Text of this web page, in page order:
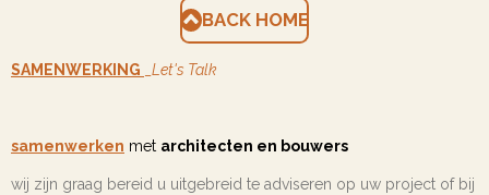
BACK HOME
SAMENWERKING Let's Talk
samenwerken met architecten en bouwers
wij zijn graag bereid u uitgebreid te adviseren op uw project of bij